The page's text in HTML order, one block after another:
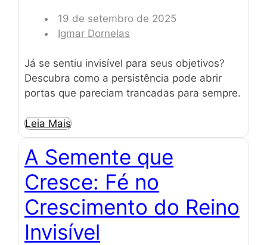
19 de setembro de 2025
Igmar Dornelas
Já se sentiu invisível para seus objetivos?
Descubra como a persistência pode abrir
portas que pareciam trancadas para sempre.
Leia Mais
A Semente que
Cresce: Fé no
Crescimento do Reino
Invisível